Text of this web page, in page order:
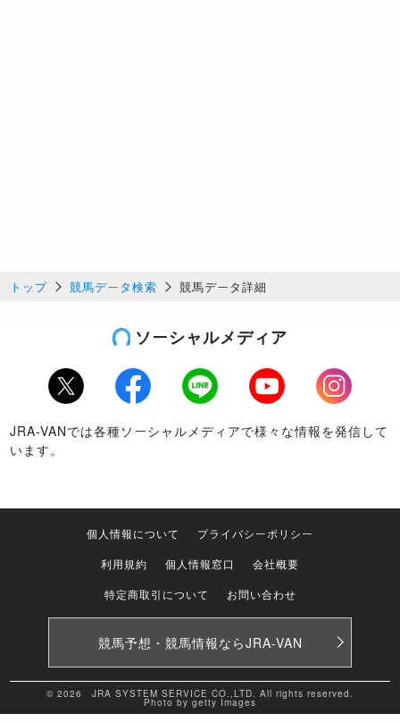
トップ 競馬データ検索 競馬データ詳細
ソーシャルメディア
Twitter Facebook LINE Youtube
Instagram
JRA-VANでは各種ソーシャルメディアで様々な情報を発信して
います。
個人情報について
プライバシーポリシー
利用規約
個人情報窓口
会社概要
特定商取引について
お問い合わせ
競馬予想・競馬情報ならJRA-VAN
© 2026 JRA SYSTEM SERVICE CO.,LTD. All rights reserved.
Photo by getty Images